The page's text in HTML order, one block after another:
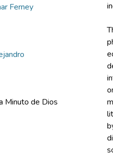
Ferney
Minuto de Dios